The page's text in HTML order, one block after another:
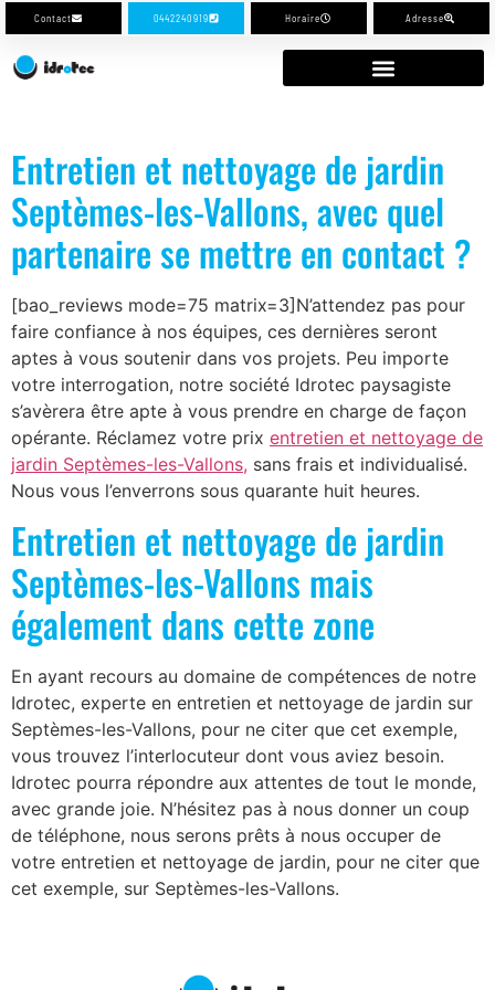
Contact 0442240919 Horaire Adresse
Entretien et nettoyage de jardin
Septèmes-les-Vallons, avec quel
partenaire se mettre en contact ?
[bao_reviews mode=75 matrix=3]N’attendez pas pour
faire confiance à nos équipes, ces dernières seront
aptes à vous soutenir dans vos projets. Peu importe
votre interrogation, notre société Idrotec paysagiste
s’avèrera être apte à vous prendre en charge de façon
opérante. Réclamez votre prix entretien et nettoyage de
jardin Septèmes-les-Vallons, sans frais et individualisé.
Nous vous l’enverrons sous quarante huit heures.
Entretien et nettoyage de jardin
Septèmes-les-Vallons mais
également dans cette zone
En ayant recours au domaine de compétences de notre
Idrotec, experte en entretien et nettoyage de jardin sur
Septèmes-les-Vallons, pour ne citer que cet exemple,
vous trouvez l’interlocuteur dont vous aviez besoin.
Idrotec pourra répondre aux attentes de tout le monde,
avec grande joie. N’hésitez pas à nous donner un coup
de téléphone, nous serons prêts à nous occuper de
votre entretien et nettoyage de jardin, pour ne citer que
cet exemple, sur Septèmes-les-Vallons.